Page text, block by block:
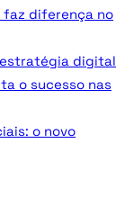
faz diferença no
digital
o sucesso nas
o novo